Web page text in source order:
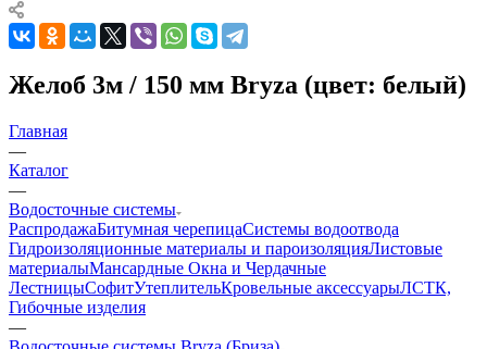
Желоб 3м / 150 мм Bryza (цвет: белый)
Главная
—
Каталог
—
Водосточные системы
РаспродажаБитумная черепицаСистемы водоотвода
Гидроизоляционные материалы и пароизоляцияЛистовые
материалыМансардные Окна и Чердачные
ЛестницыСофитУтеплительКровельные аксессуарыЛСТК,
Гибочные изделия
—